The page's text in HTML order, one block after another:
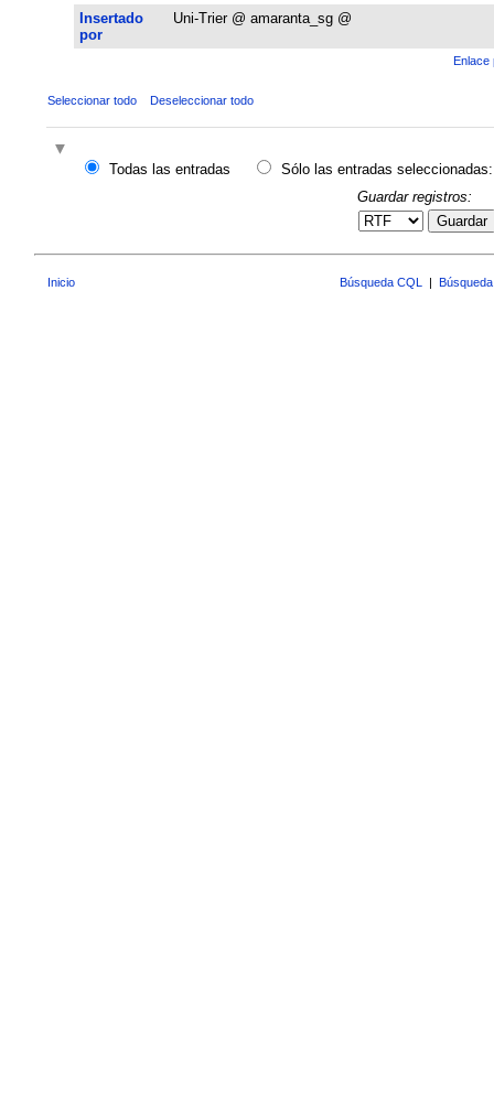
Insertado
por
Uni-Trier @ amaranta_sg @
Enlace
Seleccionar todo Deseleccionar todo
Todas las entradas
Sólo las entradas seleccionadas:
Guardar registros:
Guardar
Inicio Búsqueda CQL